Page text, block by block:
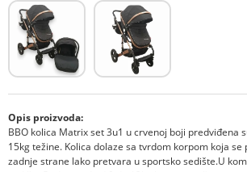
Opis proizvoda:
BBO kolica Matrix set 3u1 u crvenoj boji predviđena
15kg težine. Kolica dolaze sa tvrdom korpom koja se
zadnje strane lako pretvara u sportsko sedište.U